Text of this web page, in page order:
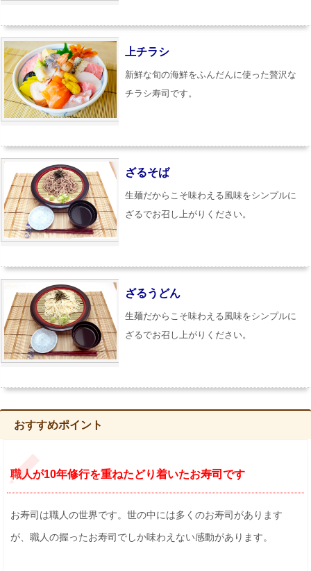
上チラシ
新鮮な旬の海鮮をふんだんに使った贅沢な
チラシ寿司です。
ざるそば
生麺だからこそ味わえる風味をシンプルに
ざるでお召し上がりください。
ざるうどん
生麺だからこそ味わえる風味をシンプルに
ざるでお召し上がりください。
おすすめポイント
職人が10年修行を重ねたどり着いたお寿司です
お寿司は職人の世界です。世の中には多くのお寿司があります
が、職人の握ったお寿司でしか味わえない感動があります。